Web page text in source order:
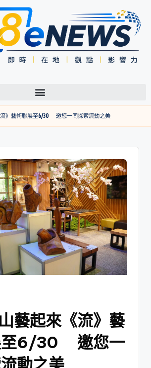
》藝術聯展至6/30 邀您一同探索流動之美
藝起來《流》藝
至6/30 邀您一